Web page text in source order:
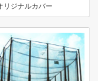
リジナルカバー